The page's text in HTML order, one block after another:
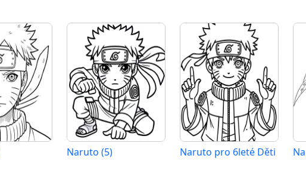
Naruto (5) Naruto pro 6leté Děti